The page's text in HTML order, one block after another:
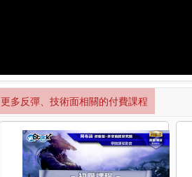
更多反彈、技術面相關的付費課程